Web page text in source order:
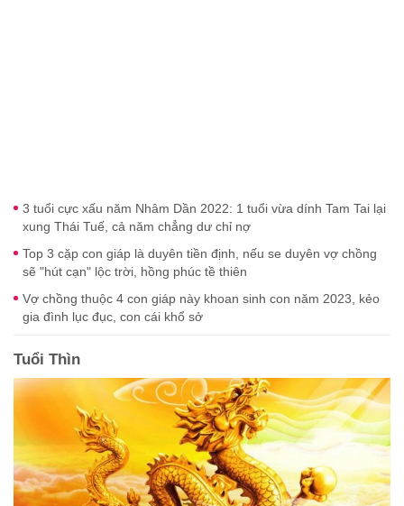
3 tuổi cực xấu năm Nhâm Dần 2022: 1 tuổi vừa dính Tam Tai lại
xung Thái Tuế, cả năm chẳng dư chỉ nợ
Top 3 cặp con giáp là duyên tiền định, nếu se duyên vợ chồng
sẽ "hút cạn" lộc trời, hồng phúc tề thiên
Vợ chồng thuộc 4 con giáp này khoan sinh con năm 2023, kẻo
gia đình lục đục, con cái khổ sở
Tuổi Thìn